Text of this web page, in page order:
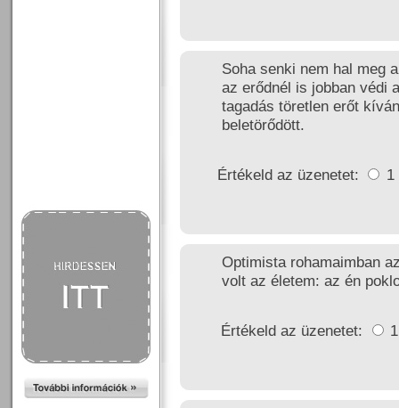
Soha senki nem hal meg
az erődnél is jobban védi
tagadás töretlen erőt
beletörődött.
Értékeld az üzenetet: 1
Optimista rohamaimban
volt az életem: az én
Értékeld az üzenetet: